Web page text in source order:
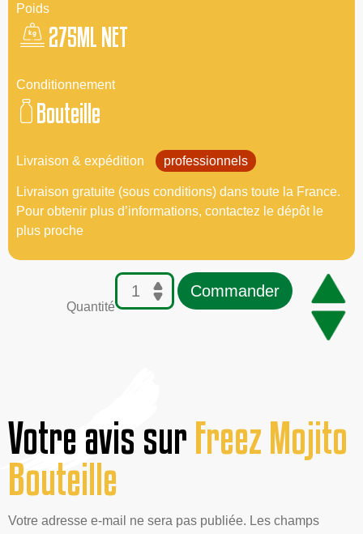
Poids
275ML NET
Conditionnement
Bouteille
Livraison & expédition professionnels
Livraison gratuite (sous conditions) dans toute la France.
Pour obtenir plus d’informations, contactez le dépôt le
plus proche
Quantité
Commander
Votre avis surFreez Mojito
Bouteille
Votre adresse e-mail ne sera pas publiée. Les champs